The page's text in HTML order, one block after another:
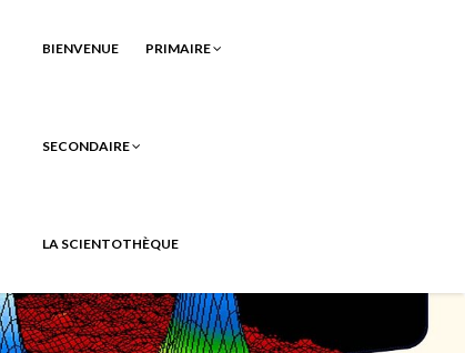
BIENVENUE PRIMAIRE
SECONDAIRE
LA SCIENTOTHÈQUE